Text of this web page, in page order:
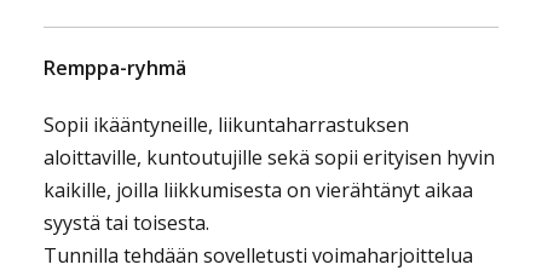
Remppa-ryhmä
Sopii ikääntyneille, liikuntaharrastuksen
aloittaville, kuntoutujille sekä sopii erityisen hyvin
kaikille, joilla liikkumisesta on vierähtänyt aikaa
syystä tai toisesta.
Tunnilla tehdään sovelletusti voimaharjoittelua